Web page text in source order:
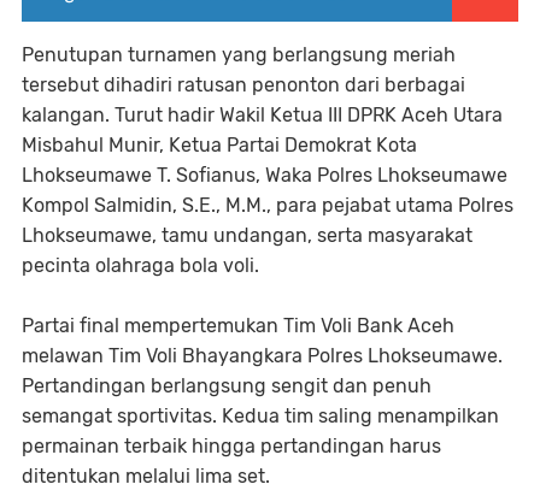
Penutupan turnamen yang berlangsung meriah
tersebut dihadiri ratusan penonton dari berbagai
kalangan. Turut hadir Wakil Ketua III DPRK Aceh Utara
Misbahul Munir, Ketua Partai Demokrat Kota
Lhokseumawe T. Sofianus, Waka Polres Lhokseumawe
Kompol Salmidin, S.E., M.M., para pejabat utama Polres
Lhokseumawe, tamu undangan, serta masyarakat
pecinta olahraga bola voli.
Partai final mempertemukan Tim Voli Bank Aceh
melawan Tim Voli Bhayangkara Polres Lhokseumawe.
Pertandingan berlangsung sengit dan penuh
semangat sportivitas. Kedua tim saling menampilkan
permainan terbaik hingga pertandingan harus
ditentukan melalui lima set.